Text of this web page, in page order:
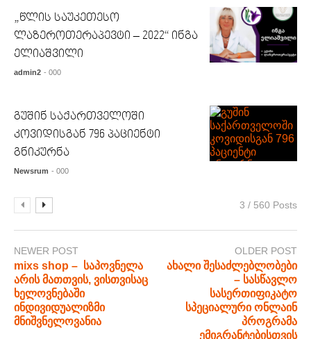
„წლის საუკეთესო
ლაზეროთერაპევტი – 2022“ ინგა
ელიაშვილი
admin2 - 000
გუშინ საქართველოში
კოვიდისგან 796 პაციენტი
გნიკურნა
Newsrum - 000
3 / 560 Posts
NEWER POST
mixs shop – საპოვნელა
არის მათთვის, ვისთვისაც
ხელოვნებაში
ინდივიდუალიზმი
მნიშვნელოვანია
OLDER POST
ახალი შესაძლებლობები
– სასწავლო
სასერთიფიკატო
სპეციალური ონლაინ
პროგრამა
ემიგრანტებისთვის